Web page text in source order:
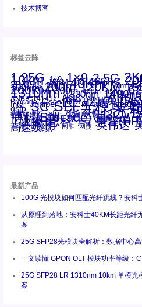
技术博客
标签云阵
1.25G 1x9 1×9 2.5G
10km 15KM 16G 16GFC
28.05G 30km 40Km 50m
100km 100m 120KM
200KM 300m 400m 550m
1310nm 1330nm
ANBR-1414TZ AOC Arista
Brocade Cisco CSFP光模块 DAC
Intel Juniper LC MPO-LC
qsfp SC SFF光模块
st螺纹接口 xfp 万兆 交换机 光
千兆光模块 华三 华三(H3C)
博科(Brocade) 博通 友讯
工业级 思科 惠普 惠普
百兆 瞻博 网卡 网捷 英伟达
高速线缆
最新产品
100G 光模块如何匹配光纤跳线？安科
从原理到落地：安科士40KM长距光纤
案
25G SFP28光模块全解析：数据中心
一文读懂 GPON OLT 模块功率等级：
25G SFP28 LR 1310nm 10km 单模光
案